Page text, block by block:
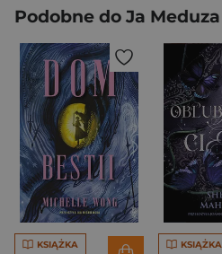
Podobne do Ja Meduza
KSIĄŻKA KSIĄŻKA